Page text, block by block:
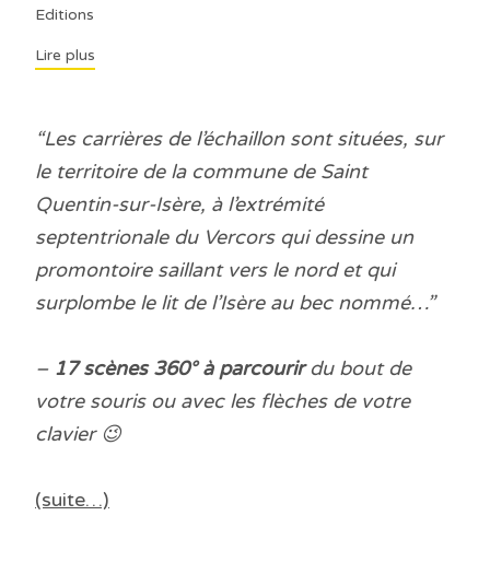
Editions
Lire plus
“Les carrières de l’échaillon sont situées, sur
le territoire de la commune de Saint
Quentin-sur-Isère, à l’extrémité
septentrionale du Vercors qui dessine un
promontoire saillant vers le nord et qui
surplombe le lit de l’Isère au bec nommé…”
– 17 scènes 360° à parcourirdu bout de
votre souris ou avec les flèches de votre
clavier 😉
(suite…)